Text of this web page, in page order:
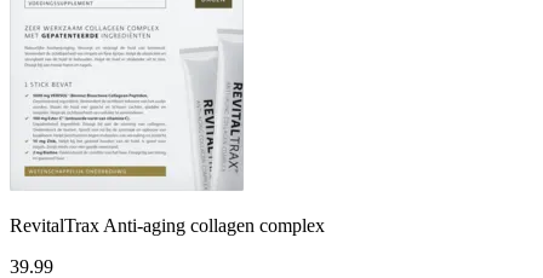
RevitalTrax Anti-aging collagen complex
39.99